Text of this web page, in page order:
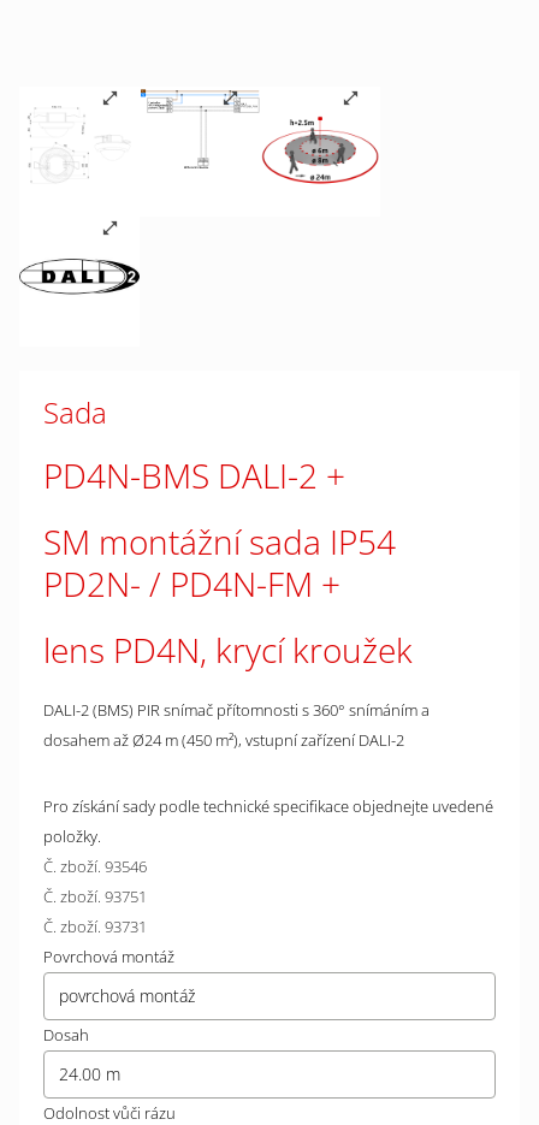
Sada
PD4N-BMS DALI-2
SM montážní sada IP54
PD2N- / PD4N-FM
lens PD4N, krycí kroužek
DALI-2 (BMS) PIR snímač přítomnosti s 360° snímáním a
dosahem až Ø24 m (450 m²), vstupní zařízení DALI-2
Pro získání sady podle technické specifikace objednejte uvedené
položky.
Č. zboží. 93546
Č. zboží. 93751
Č. zboží. 93731
Povrchová montáž
povrchová montáž
Dosah
24.00 m
Odolnost vůči rázu